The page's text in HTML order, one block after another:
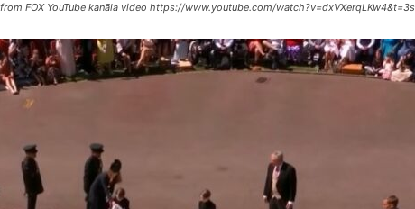
FOX YouTube kanāla video https://www.youtube.com/watch?v=dxVXerqLKw4&t=3s